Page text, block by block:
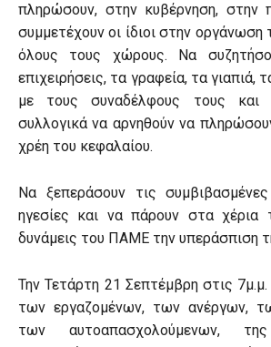
πληρώσουν, στην κυβέρνηση, στην
συμμετέχουν οι ίδιοι στην οργάνωση
όλους τους χώρους. Να
επιχειρήσεις, τα γραφεία, τα γιαπιά,
με τους συναδέλφους τους και
συλλογικά να αρνηθούν να
χρέη του κεφαλαίου.
Να ξεπεράσουν τις συμβιβασμένες
ηγεσίες και να πάρουν στα χέρια
δυνάμεις του ΠΑΜΕ την υπεράσπιση
Την Τετάρτη 21 Σεπτέμβρη στις
των εργαζομένων, των ανέργων,
των αυτοαπασχολούμενων,